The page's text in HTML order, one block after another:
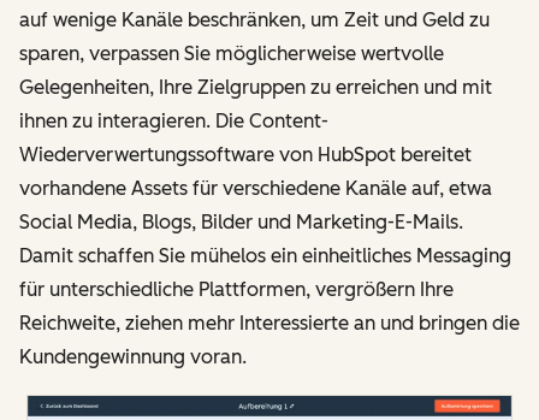
auf wenige Kanäle beschränken, um Zeit und Geld zu
sparen, verpassen Sie möglicherweise wertvolle
Gelegenheiten, Ihre Zielgruppen zu erreichen und mit
ihnen zu interagieren. Die Content-
Wiederverwertungssoftware von HubSpot bereitet
vorhandene Assets für verschiedene Kanäle auf, etwa
Social Media, Blogs, Bilder und Marketing-E-Mails.
Damit schaffen Sie mühelos ein einheitliches Messaging
für unterschiedliche Plattformen, vergrößern Ihre
Reichweite, ziehen mehr Interessierte an und bringen die
Kundengewinnung voran.